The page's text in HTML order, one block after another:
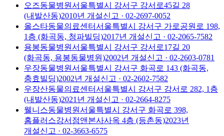
오즈동물병원서울특별시 강서구 강서로45길 28
(내발산동)2010년 개설신고 · 02-2697-0052
올스타동물의료센터서울특별시 강서구 가로공원로 198,
1층 (화곡동, 청파빌딩)2017년 개설신고 · 02-2065-7582
용봉동물병원서울특별시 강서구 강서로17길 20
(화곡동, 용봉동물병원)2002년 개설신고 · 02-2603-0781
우장동물병원서울특별시 강서구 화곡로 143 (화곡동,
충효빌딩)2002년 개설신고 · 02-2602-7582
우장산동물의료센터서울특별시 강서구 강서로 282, 1층
(내발산동)2021 년 개설신고 · 02-2664-8275
웰니스동물병원서울특별시 강서구 화곡로 398,
홈플러스강서점앤본사사옥 4층 (등촌동)2023년
개설신고 · 02-3663-6575